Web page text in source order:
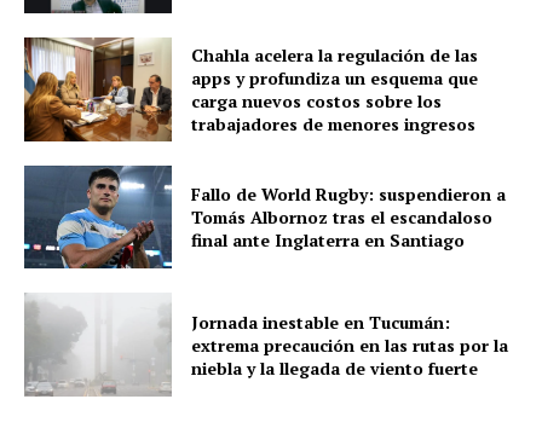
Chahla acelera la regulación de las
apps y profundiza un esquema que
carga nuevos costos sobre los
trabajadores de menores ingresos
Fallo de World Rugby: suspendieron a
Tomás Albornoz tras el escandaloso
final ante Inglaterra en Santiago
Jornada inestable en Tucumán:
extrema precaución en las rutas por la
niebla y la llegada de viento fuerte